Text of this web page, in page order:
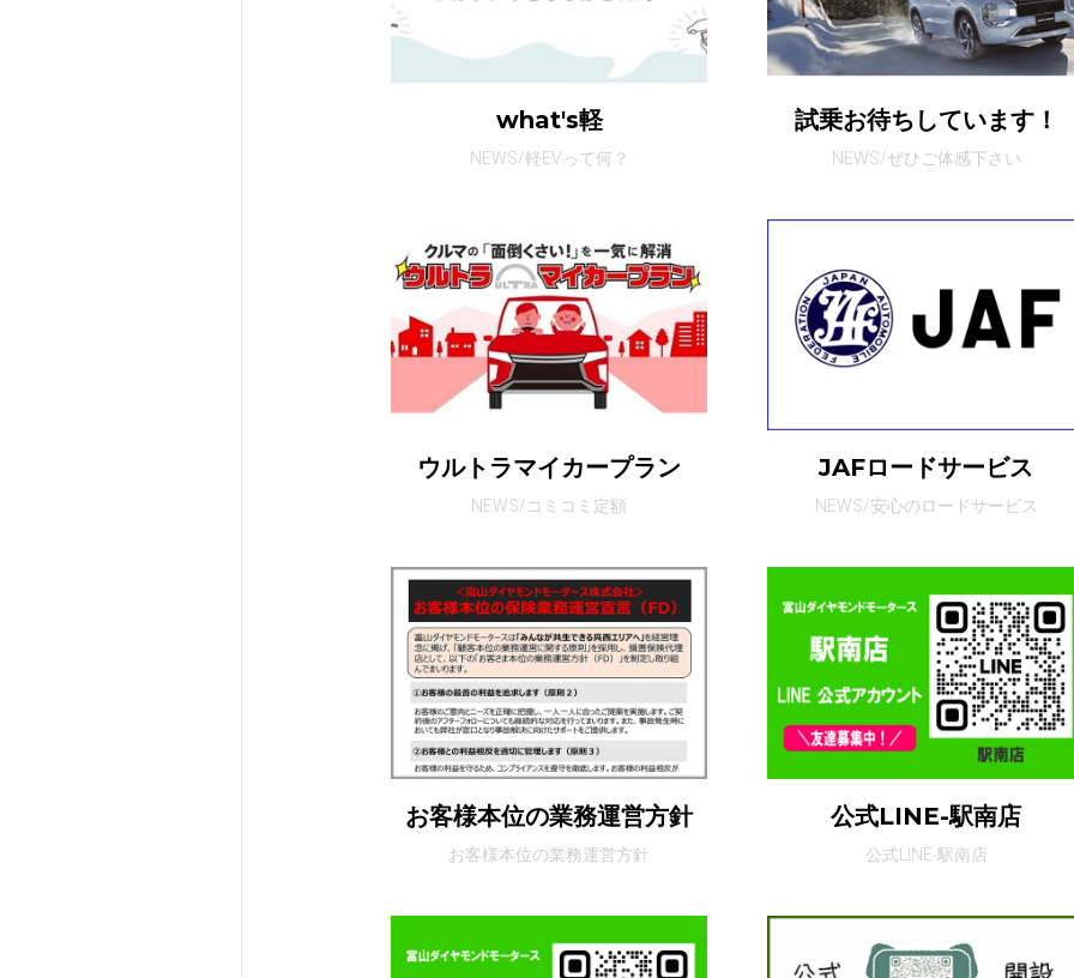
what's軽
NEWS/軽EVって何？
試乗お待ちしています！
NEWS/ぜひご体感下さい
ウルトラマイカープラン
NEWS/コミコミ定額
JAFロードサービス
NEWS/安心のロードサービス
お客様本位の業務運営方針
お客様本位の業務運営方針
公式LINE-駅南店
公式LINE-駅南店